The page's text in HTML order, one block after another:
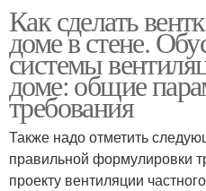
Как сделать
доме в стене.
системы
доме: общие
требования
Также надо отметить
правильной формулировки
проекту вентиляции